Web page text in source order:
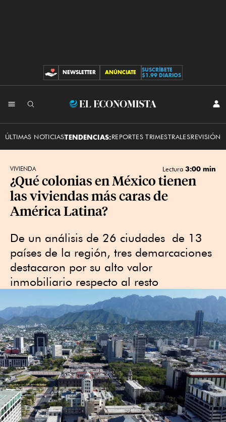
CONTRIBUCIONES
NEWSLETTER ANÚNCIATE
SUSCRÍBETE
$1.99 DIARIOS
El
ÚLTIMAS NOTICIASTENDENCIAS:REPORTES TRIMESTRALESREVISIÓN
VIVIENDA Lectura 3:00 min
¿Qué colonias en México tienen
las viviendas más caras de
América Latina?
De un análisis de 26 ciudades de 13
países de la región, tres demarcaciones
destacaron por su alto valor
inmobiliario respecto al resto